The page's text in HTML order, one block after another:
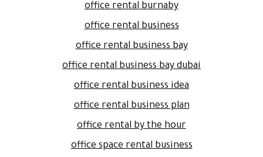
office rental burnaby
office rental business
office rental business bay
office rental business bay dubai
office rental business idea
office rental business plan
office rental by the hour
office space rental business